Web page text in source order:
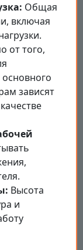
Общая
включая
от того,
зависят
Высота
и